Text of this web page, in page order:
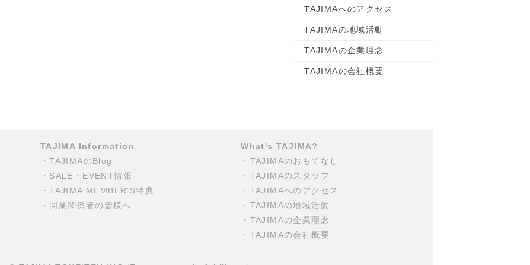
TAJIMAへのアクセス
TAJIMAの地域活動
TAJIMAの企業理念
TAJIMAの会社概要
TAJIMA Information
・TAJIMAのBlog
・ SALE・EVENT情報
・TAJIMA MEMBER'S特典
・ 同業関係者の皆様へ
What's TAJIMA?
・ TAJIMAのおもてなし
・ TAJIMAのスタッフ
・ TAJIMAへのアクセス
・ TAJIMAの地域活動
・ TAJIMAの企業理念
・ TAJIMAの会社概要